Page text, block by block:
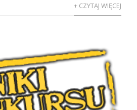
+ CZYTAJ WIĘCEJ